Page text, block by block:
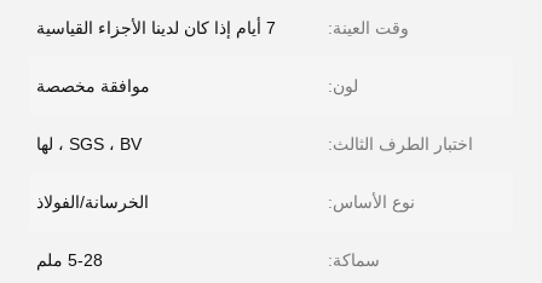
وقت العينة: 7 أيام إذا كان لدينا الأجزاء القياسية
لون: موافقة مخصصة
اختبار الطرف الثالث: SGS ، BV ، لها
نوع الأساس: الخرسانة/الفولاذ
سماكة: 5-28 ملم